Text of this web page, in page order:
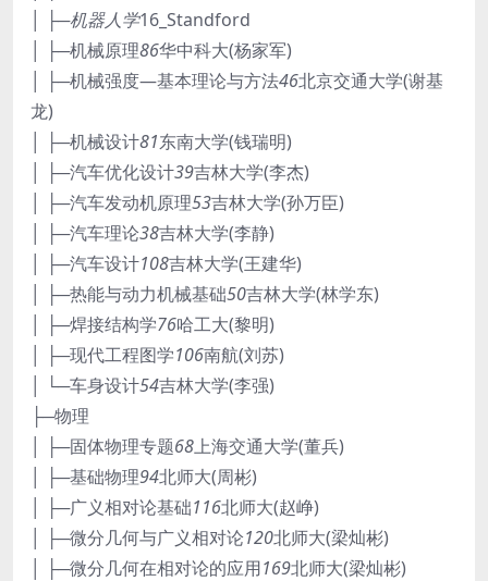
│ ├─机器人学16_Standford
│ ├─机械原理86华中科大(杨家军)
│ ├─机械强度—基本理论与方法46北京交通大学(谢基
龙)
│ ├─机械设计81东南大学(钱瑞明)
│ ├─汽车优化设计39吉林大学(李杰)
│ ├─汽车发动机原理53吉林大学(孙万臣)
│ ├─汽车理论38吉林大学(李静)
│ ├─汽车设计108吉林大学(王建华)
│ ├─热能与动力机械基础50吉林大学(林学东)
│ ├─焊接结构学76哈工大(黎明)
│ ├─现代工程图学106南航(刘苏)
│ └─车身设计54吉林大学(李强)
├─物理
│ ├─固体物理专题68上海交通大学(董兵)
│ ├─基础物理94北师大(周彬)
│ ├─广义相对论基础116北师大(赵峥)
│ ├─微分几何与广义相对论120北师大(梁灿彬)
│ ├─微分几何在相对论的应用169北师大(梁灿彬)